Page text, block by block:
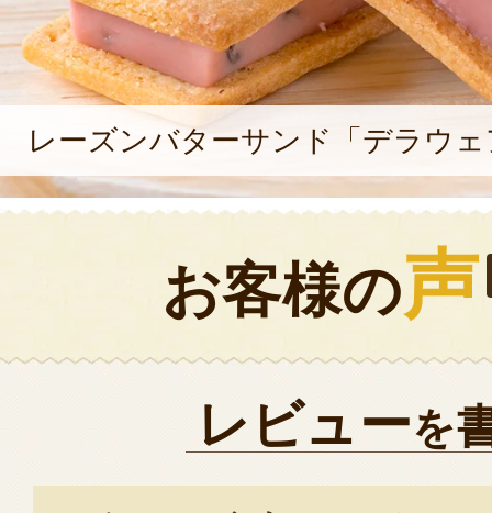
レーズンバターサンド「デラウ
お客様の声
レビューを